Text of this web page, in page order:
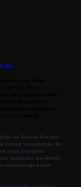
ve İletişim Kurumu
hizmet vermektedir. Bu
veya araştırma
yazdıkları içeriklerin
sorumluluğu kabul